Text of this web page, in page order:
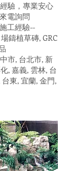
驗，專業安心
電詢問
工經驗--
鑄植草磚, GRC
市, 台北市, 新
, 嘉義, 雲林, 台
東, 宜蘭, 金門,